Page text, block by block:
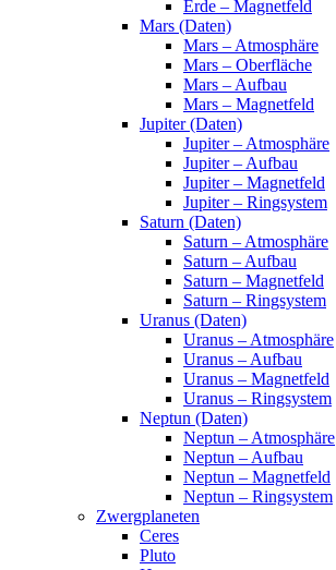
Erde – Magnetfeld
Mars (Daten)
Mars – Atmosphäre
Mars – Oberfläche
Mars – Aufbau
Mars – Magnetfeld
Jupiter (Daten)
Jupiter – Atmosphäre
Jupiter – Aufbau
Jupiter – Magnetfeld
Jupiter – Ringsystem
Saturn (Daten)
Saturn – Atmosphäre
Saturn – Aufbau
Saturn – Magnetfeld
Saturn – Ringsystem
Uranus (Daten)
Uranus – Atmosphäre
Uranus – Aufbau
Uranus – Magnetfeld
Uranus – Ringsystem
Neptun (Daten)
Neptun – Atmosphäre
Neptun – Aufbau
Neptun – Magnetfeld
Neptun – Ringsystem
Zwergplaneten
Ceres
Pluto